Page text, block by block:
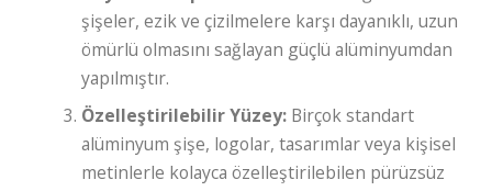
şişeler, ezik ve çizilmelere karşı dayanıklı, uzun
ömürlü olmasını sağlayan güçlü alüminyumdan
yapılmıştır.
Özelleştirilebilir Yüzey: Birçok standart
alüminyum şişe, logolar, tasarımlar veya kişisel
metinlerle kolayca özelleştirilebilen pürüzsüz